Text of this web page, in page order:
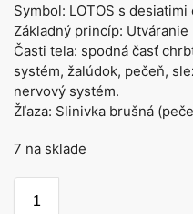
Symbol: LOTOS s
Základný princíp: Utváranie
Časti tela: spodná časť
systém, žalúdok, pečeň,
nervový systém.
Žľaza: Slinivka brušná
7 na sklade